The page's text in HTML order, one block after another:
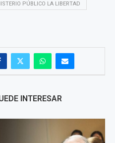
PÚBLICO LA LIBERTAD
INTERESAR